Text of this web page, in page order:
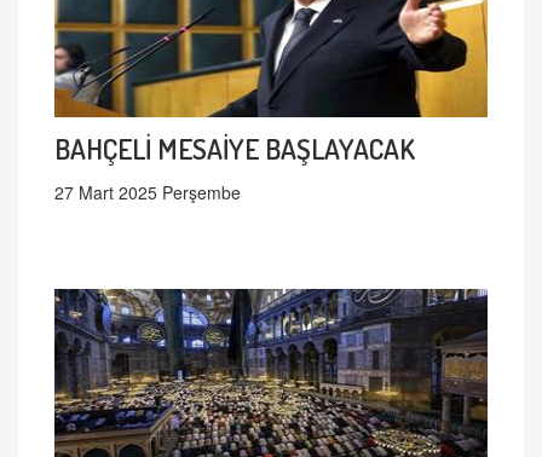
BAHÇELİ MESAİYE BAŞLAYACAK
27 Mart 2025 Perşembe